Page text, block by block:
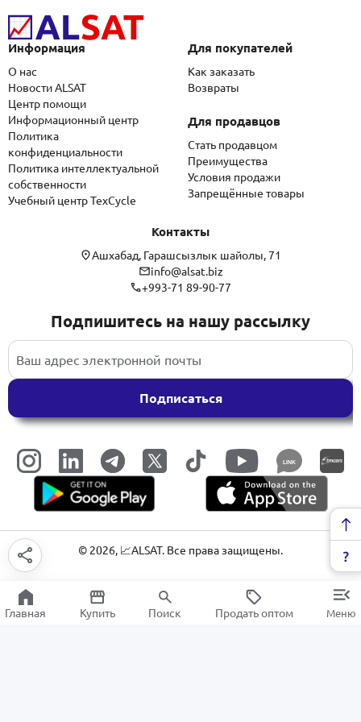
Информация
О нас
Новости ALSAT
Центр помощи
Информационный центр
Политика
конфиденциальности
Политика интеллектуальной
собственности
Учебный центр TexCycle
Для покупателей
Как заказать
Возвраты
Для продавцов
Стать продавцом
Преимущества
Условия продажи
Запрещённые товары
Контакты
Ашхабад, Гарашсызлык шайолы, 71
info@alsat.biz
+993-71 89-90-77
Подпишитесь на нашу рассылку
Подписаться
LINK
© 2026, 📈ALSAT. Все права защищены.
Главная Купить Поиск Продать оптом Меню